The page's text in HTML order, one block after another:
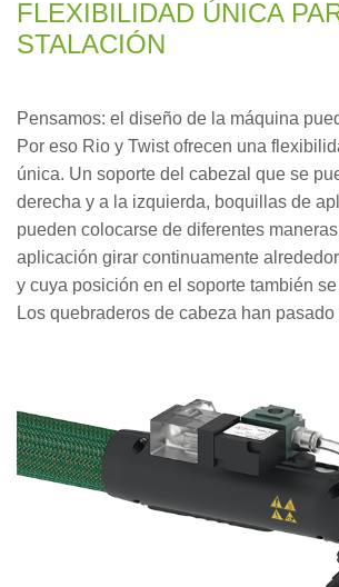
FLE­XI­BI­LI­DAD ÚNI­CA
STALA­CIÓN
Pensamos: el diseño de la máquina
Por eso Rio y Twist ofrecen una
única. Un soporte del cabezal que se
derecha y a la izquierda, boquillas de
pueden colocarse de diferentes
aplicación girar continuamente
y cuya posición en el soporte también
Los quebraderos de cabeza han